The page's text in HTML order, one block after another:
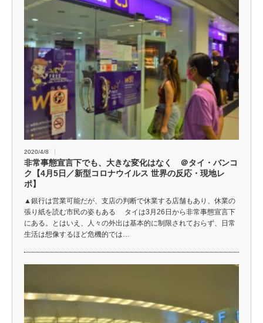
2020/4/8
非常事態宣言下でも、大きな変化はなく ＠タイ・バンコ
ク【4月5日／新型コロナウイルス 世界の反応・現地レ
ポ】
▲銀行は営業可能だが、支店の判断で休業する店舗もあり、休業の
張り紙を読む市民の姿もある タイは3月26日から非常事態宣言下
にある。とはいえ、人々の外出は基本的に制限されておらず、日常
生活は想像するほど危機的では…